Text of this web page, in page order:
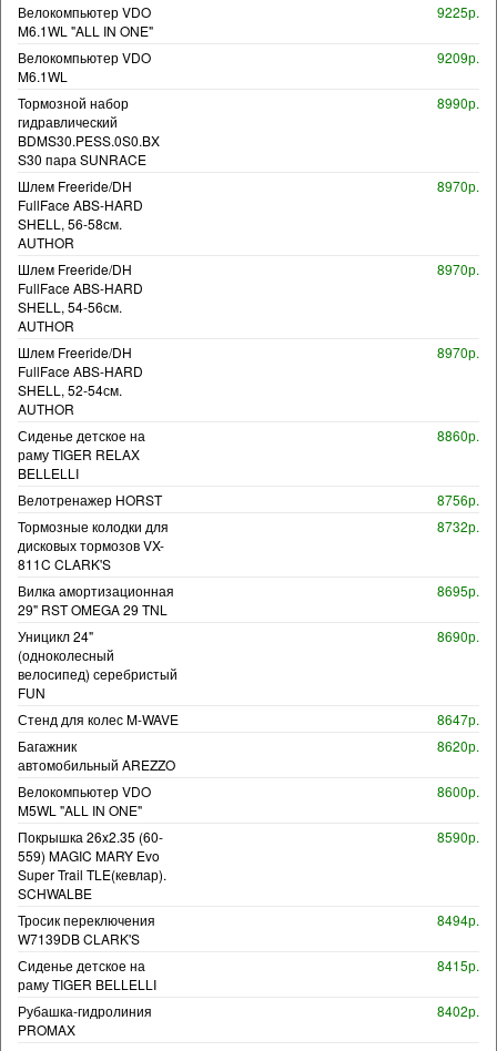
Велокомпьютер VDO
M6.1WL "ALL IN ONE"
9225р.
Велокомпьютер VDO
M6.1WL
9209р.
Тормозной набор
гидравлический
BDMS30.PESS.0S0.BX
S30 пара SUNRACE
8990р.
Шлем Freeride/DH
FullFace ABS-HARD
SHELL, 56-58см.
AUTHOR
8970р.
Шлем Freeride/DH
FullFace ABS-HARD
SHELL, 54-56см.
AUTHOR
8970р.
Шлем Freeride/DH
FullFace ABS-HARD
SHELL, 52-54см.
AUTHOR
8970р.
Сиденье детское на
раму TIGER RELAX
BELLELLI
8860р.
Велотренажер HORST
8756р.
Тормозные колодки для
дисковых тормозов VX-
811C CLARK'S
8732р.
Вилка амортизационная
29" RST OMEGA 29 TNL
8695р.
Уницикл 24"
(одноколесный
велосипед) серебристый
FUN
8690р.
Стенд для колес M-WAVE
8647р.
Багажник
автомобильный AREZZO
8620р.
Велокомпьютер VDO
M5WL "ALL IN ONE"
8600р.
Покрышка 26x2.35 (60-
559) MAGIC MARY Evo
Super Trail TLE(кевлар).
SCHWALBE
8590р.
Тросик переключения
W7139DB CLARK'S
8494р.
Сиденье детское на
раму TIGER BELLELLI
8415р.
Рубашка-гидролиния
PROMAX
8402р.